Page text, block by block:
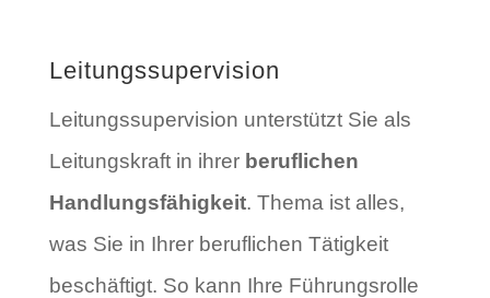
Leitungssupervision
Leitungssupervision unterstützt Sie als
Leitungskraft in ihrer beruflichen
Handlungsfähigkeit. Thema ist alles,
was Sie in Ihrer beruflichen Tätigkeit
beschäftigt. So kann Ihre Führungsrolle